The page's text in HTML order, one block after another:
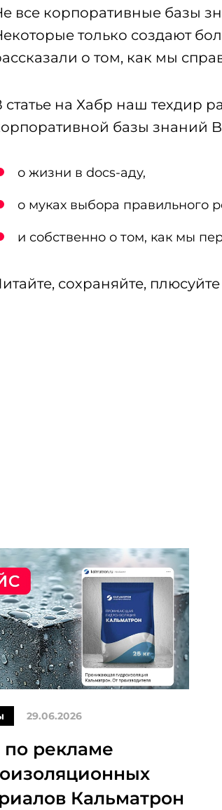
Системное
Битрикс 24
все корпоративные базы
только создают
о том, как мы
статье на Хабр наш техдир
базы знаний
о жизни в docs-аду,
о муках выбора правильного
и собственно о том, как мы
сохраняйте,
29.06.2026
по рекламе
Кальматрон